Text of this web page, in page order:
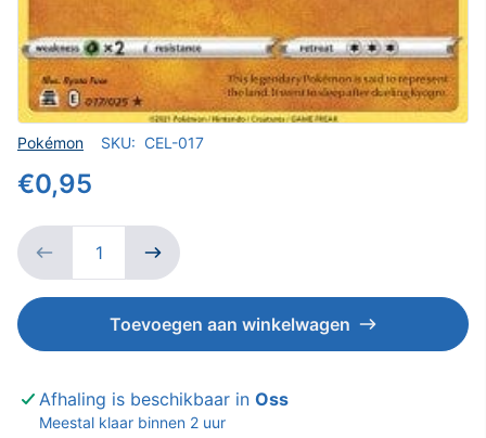
Verkoper
Pokémon SKU: CEL-017
€0,95
Toevoegen aan winkelwagen
Afhaling is beschikbaar in Oss
Meestal klaar binnen 2 uur